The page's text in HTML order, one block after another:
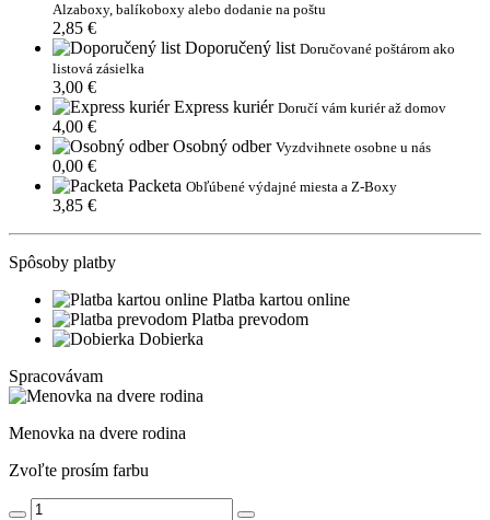
Alzaboxy, balíkoboxy alebo dodanie na poštu
2,85 €
Doporučený list Doručované poštárom ako
listová zásielka
3,00 €
Express kuriér Doručí vám kuriér až domov
4,00 €
Osobný odber Vyzdvihnete osobne u nás
0,00 €
Packeta Obľúbené výdajné miesta a Z-Boxy
3,85 €
Spôsoby platby
Platba kartou online
Platba prevodom
Dobierka
Spracovávam
Menovka na dvere rodina
Zvoľte prosím farbu